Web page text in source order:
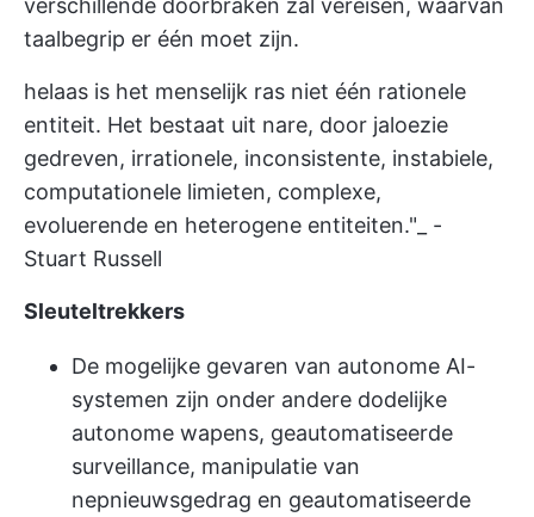
taalbegrip er één moet zijn.
helaas is het menselijk ras niet één rationele
entiteit. Het bestaat uit nare, door jaloezie
gedreven, irrationele, inconsistente, instabiele,
computationele limieten, complexe,
evoluerende en heterogene entiteiten."_ -
Stuart Russell
Sleuteltrekkers
De mogelijke gevaren van autonome AI-
systemen zijn onder andere dodelijke
autonome wapens, geautomatiseerde
surveillance, manipulatie van
nepnieuwsgedrag en geautomatiseerde